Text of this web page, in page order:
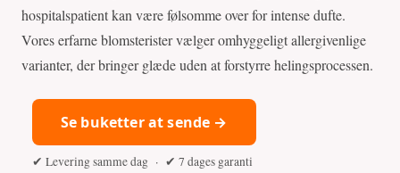
hospitalspatient kan være følsomme over for intense dufte.
Vores erfarne blomsterister vælger omhyggeligt allergivenlige
varianter, der bringer glæde uden at forstyrre helingsprocessen.
Se buketter at sende →
✔ Levering samme dag · ✔ 7 dages garanti